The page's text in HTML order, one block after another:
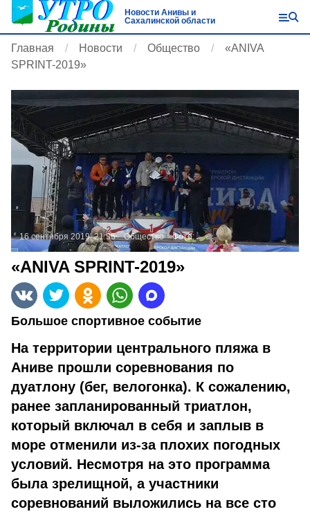
Новости Анивы и
Сахалинской области
Главная Новости Общество
«ANIVA
SPRINT-2019»
16 сентября 2019, 21:35 Общество Фото:
«ANIVA SPRINT-2019»
Большое спортивное событие
На территории центрального пляжа в
Аниве прошли соревнования по
дуатлону (бег, велогонка). К сожалению,
ранее запланированный триатлон,
который включал в себя и заплыв в
море отменили из-за плохих погодных
условий. Несмотря на это программа
была зрелищной, а участники
соревнований выложились на все сто